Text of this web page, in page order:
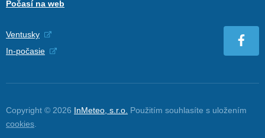
Počasí na web
Ventusky
In-počasie
Copyright © 2026 InMeteo, s.r.o. Použitím souhlasíte s uložením
cookies